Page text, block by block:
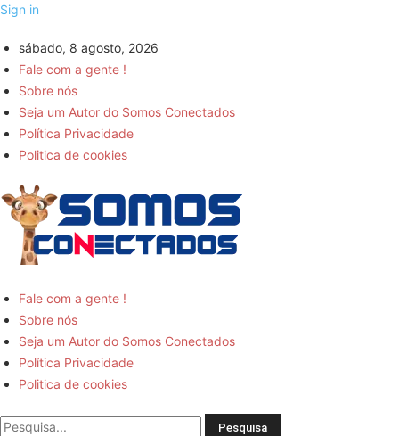
Sign in
sábado, 8 agosto, 2026
Fale com a gente !
Sobre nós
Seja um Autor do Somos Conectados
Política Privacidade
Politica de cookies
Somos
Conectados
-
Fale com a gente !
Sobre nós
Seja um Autor do Somos Conectados
Política Privacidade
Politica de cookies